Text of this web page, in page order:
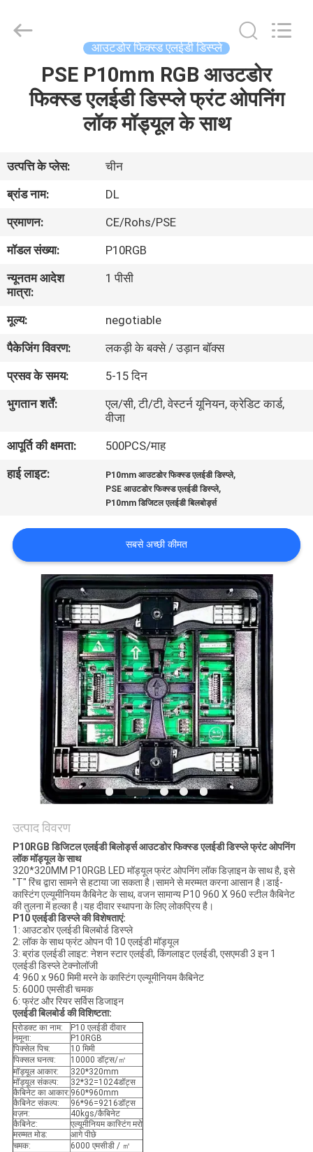
वीआर
दिखाएँ
हमारे
बारे
में
कारखाना
भ्रमण
गुणवत्ता
संपर्क
समाचार
उद्धरण
विनती
साइटमैप
PRIVACY
POLICY
LED
Co.,Ltd.
आउटडोर फिक्स्ड एलईडी डिस्प्ले
PSE P10mm RGB आउटडोर
फिक्स्ड एलईडी डिस्प्ले फ्रंट ओपनिंग
लॉक मॉड्यूल के साथ
उत्पत्ति के प्लेस:
चीन
ब्रांड नाम:
DL
प्रमाणन:
CE/Rohs/PSE
मॉडल संख्या:
P10RGB
न्यूनतम आदेश
मात्रा:
1 पीसी
मूल्य:
negotiable
पैकेजिंग विवरण:
लकड़ी के बक्से / उड़ान बॉक्स
प्रसव के समय:
5-15 दिन
भुगतान शर्तें:
एल/सी, टी/टी, वेस्टर्न यूनियन, क्रेडिट कार्ड,
वीजा
आपूर्ति की क्षमता:
500PCS/माह
हाई लाइट:
P10mm आउटडोर फिक्स्ड एलईडी डिस्प्ले,
PSE आउटडोर फिक्स्ड एलईडी डिस्प्ले,
P10mm डिजिटल एलईडी बिलबोर्ड्स
सबसे अच्छी कीमत
उत्पाद विवरण
P10RGB डिजिटल एलईडी बिलोर्ड्स आउटडोर फिक्स्ड एलईडी डिस्प्ले फ्रंट ओपनिंग
लॉक मॉड्यूल के साथ
320*320MM P10RGB LED मॉड्यूल फ्रंट ओपनिंग लॉक डिज़ाइन के साथ है, इसे
"T" रिंच द्वारा सामने से हटाया जा सकता है।सामने से मरम्मत करना आसान है।डाई-
कास्टिंग एल्यूमीनियम कैबिनेट के साथ, वजन सामान्य P10 960 X 960 स्टील कैबिनेट
की तुलना में हल्का है।यह दीवार स्थापना के लिए लोकप्रिय है।
P10 एलईडी डिस्प्ले की विशेषताएं:
1: आउटडोर एलईडी बिलबोर्ड डिस्प्ले
2: लॉक के साथ फ्रंट ओपन पी 10 एलईडी मॉड्यूल
3: ब्रांड एलईडी लाइट: नेशन स्टार एलईडी, किंगलाइट एलईडी, एसएमडी 3 इन 1
एलईडी डिस्प्ले टेक्नोलॉजी
4: 960 x 960 मिमी मरने के कास्टिंग एल्यूमीनियम कैबिनेट
5: 6000 एमसीडी चमक
6: फ्रंट और रियर सर्विस डिजाइन
एलईडी बिलबोर्ड की विशिष्टता:
प्रोडक्ट का नाम:
P10 एलईडी दीवार
नमूना:
P10RGB
पिक्सेल पिच:
10 मिमी
पिक्सल घनत्व:
10000 डॉट्स/㎡
मॉड्यूल आकार:
320*320mm
मॉड्यूल संकल्प:
32*32=1024डॉट्स
कैबिनेट का आकार: 960*960mm
कैबिनेट संकल्प:
96*96=9216डॉट्स
वज़न:
40kgs/कैबिनेट
कैबिनेट:
एल्यूमीनियम कास्टिंग मरो
मरम्मत मोड:
आगे पीछे
चमक:
6000 एमसीडी / ㎡